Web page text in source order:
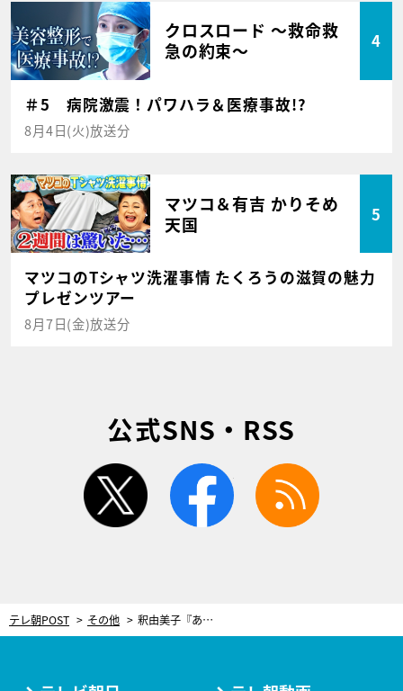
クロスロード ～救命救
急の約束～
4
＃5 病院激震！パワハラ＆医療事故!?
8月4日(火)放送分
マツコ＆有吉 かりそめ
天国
5
マツコのTシャツ洗濯事情 たくろうの滋賀の魅力
プレゼンツアー
8月7日(金)放送分
公式SNS・RSS
twitter facebook
テレ朝POST その他 釈由美子『あいの結婚相談所』第2話にゲスト出演！自身の結婚についても語る